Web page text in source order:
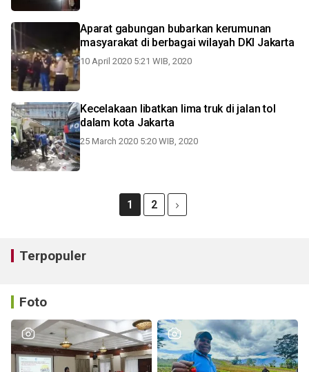
Aparat gabungan bubarkan kerumunan
masyarakat di berbagai wilayah DKI Jakarta
10 April 2020 5:21 WIB, 2020
Kecelakaan libatkan lima truk di jalan tol
dalam kota Jakarta
25 March 2020 5:20 WIB, 2020
1 2
Terpopuler
Foto